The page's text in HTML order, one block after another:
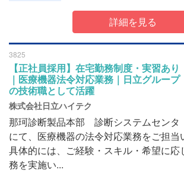
詳細を見る
3825
【正社員採用】在宅勤務制度・実習あり
｜医療機器法令対応業務｜日立グループ
の技術職として活躍
株式会社日立ハイテク
那珂診断製品本部 診断システムセンタ
にて、医療機器の法令対応業務をご担当
具体的には、ご経験・スキル・希望に応
務を実施い...